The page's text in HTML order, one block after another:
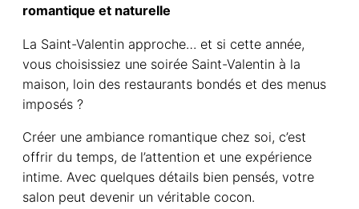
romantique et naturelle
La Saint-Valentin approche… et si cette année,
vous choisissiez une soirée Saint-Valentin à la
maison, loin des restaurants bondés et des menus
imposés ?
Créer une ambiance romantique chez soi, c’est
offrir du temps, de l’attention et une expérience
intime. Avec quelques détails bien pensés, votre
salon peut devenir un véritable cocon.